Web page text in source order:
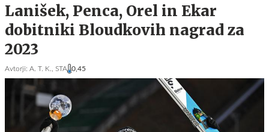
Lanišek, Penca, Orel in Ekar
dobitniki Bloudkovih nagrad za
2023
Avtorji: A. T. K., STA 0,45